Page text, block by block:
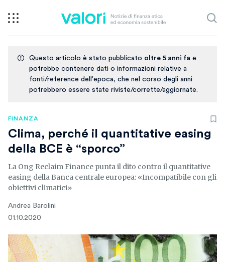
Questo articolo è stato pubblicato oltre 5 anni fa e
potrebbe contenere dati o informazioni relative a
fonti/reference dell'epoca, che nel corso degli anni
potrebbero essere state riviste/corrette/aggiornate.
FINANZA
Clima, perché il quantitative easing
della BCE è “sporco”
La Ong Reclaim Finance punta il dito contro il quantitative
easing della Banca centrale europea: «Incompatibile con gli
obiettivi climatici»
Andrea Barolini
01.10.2020